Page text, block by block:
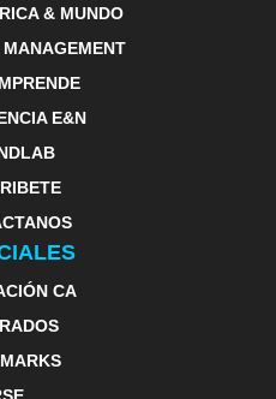
& MUNDO
E&N
CA